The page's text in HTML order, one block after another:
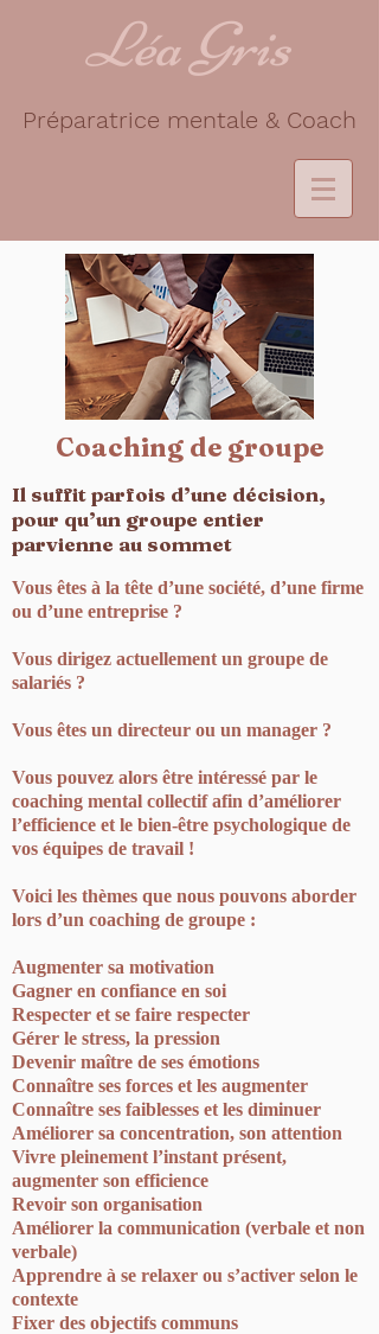
Léa Gris
Préparatrice mentale & Coach
Coaching de groupe
Il suffit parfois d’une décision,
pour qu’un groupe entier
parvienne au sommet
Vous êtes à la tête d’une société, d’une firme
ou d’une entreprise ?
Vous dirigez actuellement un groupe de
salariés ?
Vous êtes un directeur ou un manager ?
Vous pouvez alors être intéressé par le
coaching mental collectif afin d’améliorer
l’efficience et le bien-être psychologique de
vos équipes de travail !
Voici les thèmes que nous pouvons aborder
lors d’un coaching de groupe :
Augmenter sa motivation
Gagner en confiance en soi
Respecter et se faire respecter
Gérer le stress, la pression
Devenir maître de ses émotions
Connaître ses forces et les augmenter
Connaître ses faiblesses et les diminuer
Améliorer sa concentration, son attention
Vivre pleinement l’instant présent,
augmenter son efficience
Revoir son organisation
Améliorer la communication (verbale et non
verbale)
Apprendre à se relaxer ou s’activer selon le
contexte
Fixer des objectifs communs